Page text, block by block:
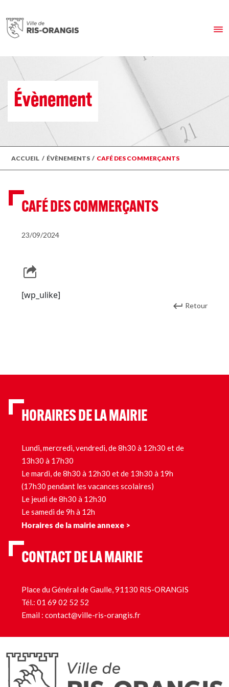
Évènement
ACCUEIL / ÉVÈNEMENTS / CAFÉ DES COMMERÇANTS
CAFÉ DES COMMERÇANTS
23/09/2024
[wp_ulike]
Retour
HORAIRES DE LA MAIRIE
Lundi, mercredi, vendredi, de 8h30 à 12h30 et de
13h30 à 17h30
Le mardi, de 8h30 à 12h30 et de 13h30 à 19h
(17h30 pendant les vacances scolaires)
Le jeudi de 8h30 à 12h30
Le samedi de 9h à 12h
Horaires de la mairie annexe >
CONTACT DE LA MAIRIE
Place du Général de Gaulle, 91130 RIS-ORANGIS
Tél.: 01 69 02 52 52
Email : contact@ville-ris-orangis.fr